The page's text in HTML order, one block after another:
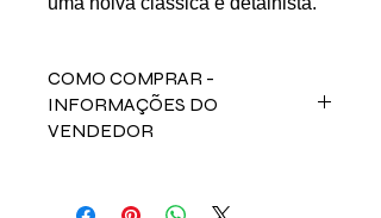
COMO COMPRAR -
INFORMAÇÕES DO
VENDEDOR
direto com a vendedora Kemilly